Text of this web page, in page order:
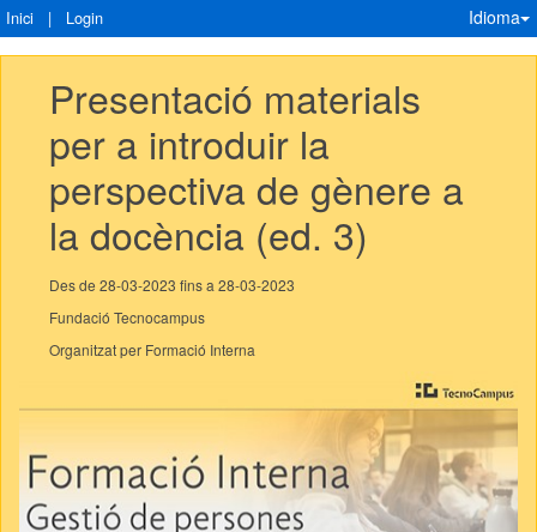
Inici | Login Idioma
Presentació materials
per a introduir la
perspectiva de gènere a
la docència (ed. 3)
Des de 28-03-2023 fins a 28-03-2023
Fundació Tecnocampus
Organitzat per Formació Interna